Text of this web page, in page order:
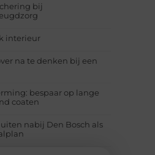
bij
interieur
na te denken bij een
bespaar op lange
coaten
nabij Den Bosch als